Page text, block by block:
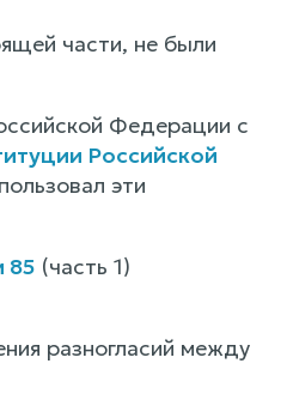
части, не были
Федерации с
Российской
эти
85(часть 1)
разногласий между